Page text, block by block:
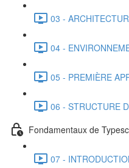
03 -
04 -
05 - PREMIÈRE
06 - STRUCTURE
Fondamentaux de
07 -